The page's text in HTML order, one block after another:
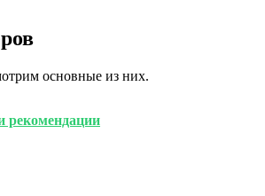
основные из них.
рекомендации